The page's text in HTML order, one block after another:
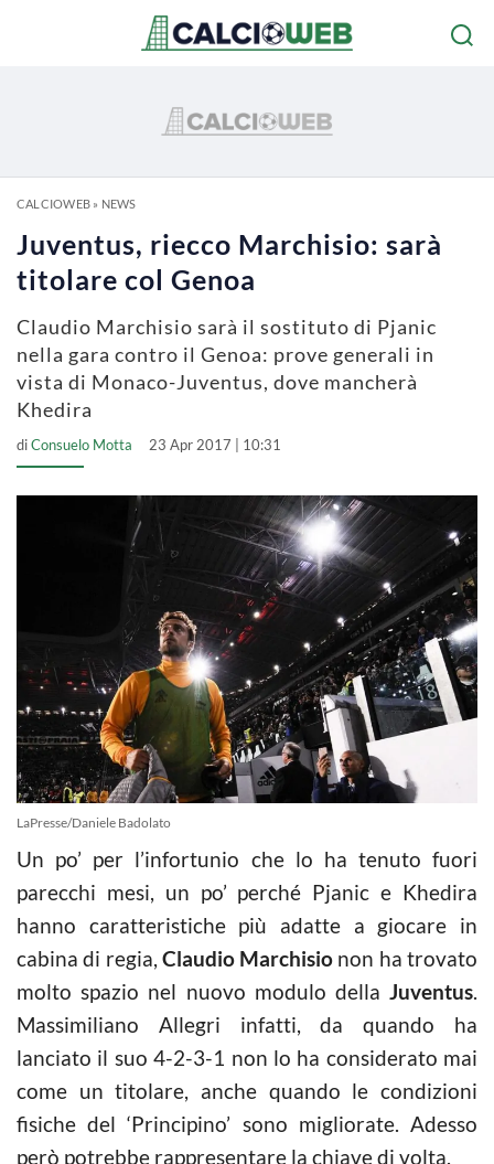
CALCIOWEB» NEWS
Juventus, riecco Marchisio: sarà
titolare col Genoa
Claudio Marchisio sarà il sostituto di Pjanic
nella gara contro il Genoa: prove generali in
vista di Monaco-Juventus, dove mancherà
Khedira
diConsuelo Motta 23 Apr 2017 | 10:31
LaPresse/Daniele Badolato
Un po’ per l’infortunio che lo ha tenuto fuori
parecchi mesi, un po’ perché Pjanic e Khedira
hanno caratteristiche più adatte a giocare in
cabina di regia, Claudio Marchisio non ha trovato
molto spazio nel nuovo modulo della Juventus.
Massimiliano Allegri infatti, da quando ha
lanciato il suo 4-2-3-1 non lo ha considerato mai
come un titolare, anche quando le condizioni
fisiche del ‘Principino’ sono migliorate. Adesso
però potrebbe rappresentare la chiave di volta.